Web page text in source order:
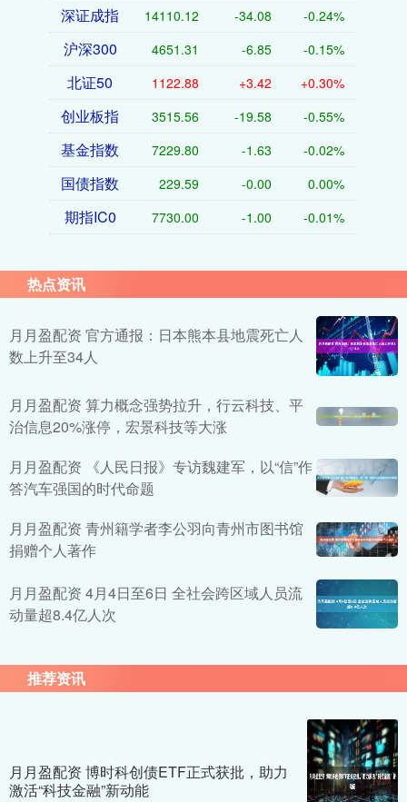
深证成指 14110.12 -34.08 -0.24%
沪深300 4651.31 -6.85 -0.15%
北证50 1122.88 +3.42 +0.30%
创业板指 3515.56 -19.58 -0.55%
基金指数 7229.80 -1.63 -0.02%
国债指数 229.59 -0.00 0.00%
期指IC0 7730.00 -1.00 -0.01%
热点资讯
月月盈配资 官方通报：日本熊本县地震死亡人
数上升至34人
月月盈配资 算力概念强势拉升，行云科技、平
治信息20%涨停，宏景科技等大涨
月月盈配资 《人民日报》专访魏建军，以“信”作
答汽车强国的时代命题
月月盈配资 青州籍学者李公羽向青州市图书馆
捐赠个人著作
月月盈配资 4月4日至6日 全社会跨区域人员流
动量超8.4亿人次
推荐资讯
月月盈配资 博时科创债ETF正式获批，助力
激活“科技金融”新动能